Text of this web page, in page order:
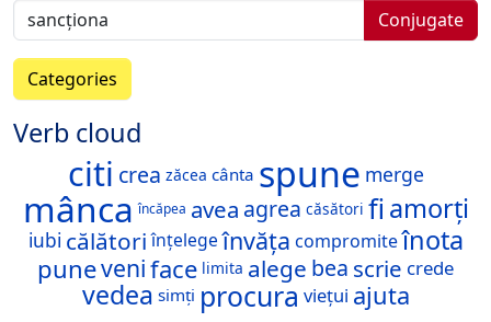
Conjugate
Categories
Verb cloud
citi crea zăcea cânta spune merge
mânca încăpea avea agrea căsători fiamorți
iubi călători înțelege învăța compromiteînota
puneveniface limita alege bea scrie crede
vedea simți procura viețui ajuta